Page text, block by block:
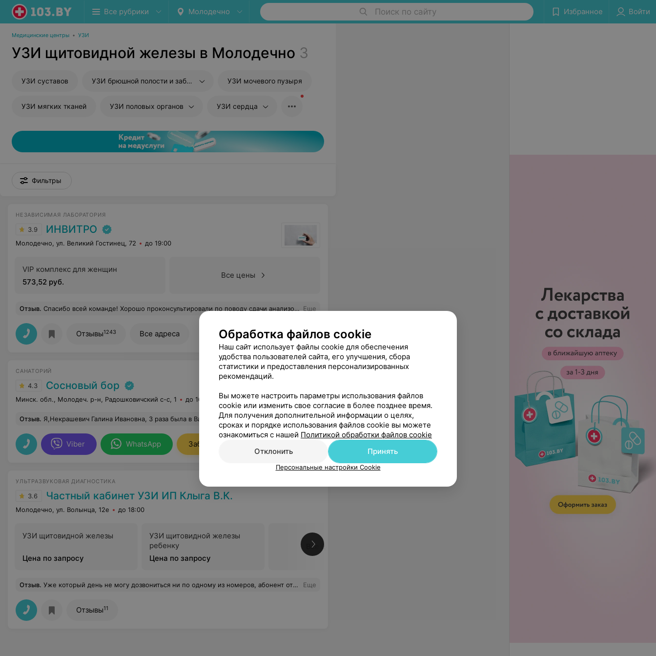
Все рубрики Молодечно Поиск по сайту Избранное Войти
Медицинские центры • УЗИ
УЗИ щитовидной железы в Молодечно 3
УЗИ суставов УЗИ брюшной полости и забрюшиного пространства УЗИ мочевого пузыря
УЗИ мягких тканей УЗИ половых органов УЗИ сердца
Фильтры
НЕЗАВИСИМАЯ ЛАБОРАТОРИЯ
3.9 ИНВИТРО
Молодечно, ул. Великий Гостинец, 72 до 19:00
VIP комплекс для женщин
573,52 руб.
Все цены
Отзыв. Спасибо всей команде! Хорошо проконсультировали по поводу сдачи анализов ребенку, а также взяли кровь на 6+! Рекомендую !!!! Именно этот офис Еще
Отзывы1243 Все адреса
САНАТОРИЙ
4.3 Сосновый бор
Минск. обл., Молодеч. р-н, Радошковичский c-с, 1 до 16:00
Отзыв. Я,Некрашевич Галина Ивановна, 3 раза была в Вашем санатории /май 2011г., осень 2014 г. и март 2015г./Что мне больше всего нравиться в Вашем санатории? Это Ваш отдел культуры и больше всего танцы, которые проводит Алла! Передайте ей огромную благодарность, таких танцев нет нигде! /не только музыка, но и её общение с отдыхающими:- знает и о вновь прибывших и тех кто покидает санаторий и даже не забывает о подарках. Внимание всегда приятно! Да и весь Ваш коллектив очень хорош! Еще
Viber WhatsApp Забронировать
УЛЬТРАЗВУКОВАЯ ДИАГНОСТИКА
3.6 Частный кабинет УЗИ ИП Клыга В.К.
Молодечно, ул. Волынца, 12е до 18:00
УЗИ щитовидной железы
Цена по запросу
УЗИ щитовидной железы
ребенку
Цена по запросу
Все цены
Отзыв. Уже который день не могу дозвониться ни по одному из номеров, абонент отключил голосовую связь говорят. Еще
Отзывы11
Обработка файлов cookie
Наш сайт использует файлы cookie для обеспечения
удобства пользователей сайта, его улучшения, сбора
статистики и предоставления персонализированных
рекомендаций.
Вы можете настроить параметры использования файлов
cookie или изменить свое согласие в более позднее время.
Для получения дополнительной информации о целях,
сроках и порядке использования файлов cookie вы можете
ознакомиться с нашей Политикой обработки файлов cookie
Отклонить
Принять
Персональные настройки Cookie